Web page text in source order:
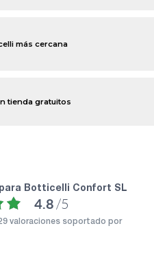
más cercana
tienda gratuitos
para Botticelli Confort SL
4.8 /5
valoraciones soportado por